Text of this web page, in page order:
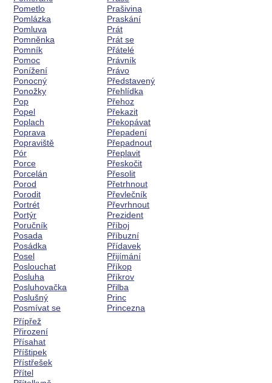
Pometlo
Pomlázka
Pomluva
Pomněnka
Pomník
Pomoc
Ponížení
Ponocný
Ponožky
Pop
Popel
Poplach
Poprava
Popraviště
Pór
Porce
Porcelán
Porod
Porodit
Portrét
Portýr
Poručník
Posada
Posádka
Posel
Poslouchat
Posluha
Posluhovačka
Poslušný
Posmívat se
Prašivina
Praskání
Prát
Prát se
Přátelé
Právník
Právo
Představený
Přehlídka
Přehoz
Překazit
Překopávat
Přepadení
Přepadnout
Přeplavit
Přeskočit
Přesolit
Přetrhnout
Převlečník
Převrhnout
Prezident
Příboj
Příbuzní
Přídavek
Přijímání
Příkop
Příkrov
Přilba
Princ
Princezna
Přípřež
Přirození
Přísahat
Příštipek
Přístřešek
Přítel